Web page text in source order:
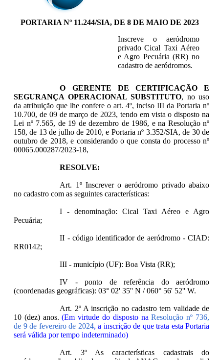
PORTARIA Nº 11.244/SIA, DE 8 DE MAIO DE 2023
Inscreve o aeródromo
privado Cical Taxi Aéreo
e Agro Pecuária (RR) no
cadastro de aeródromos.
O GERENTE DE CERTIFICAÇÃO E
SEGURANÇA OPERACIONAL SUBSTITUTO, no uso
da atribuição que lhe confere o art. 4º, inciso III da Portaria nº
10.700, de 09 de março de 2023, tendo em vista o disposto na
Lei nº 7.565, de 19 de dezembro de 1986, e na Resolução nº
158, de 13 de julho de 2010, e Portaria nº 3.352/SIA, de 30 de
outubro de 2018, e considerando o que consta do processo nº
00065.000287/2023-18,
RESOLVE:
Art. 1º Inscrever o aeródromo privado abaixo
no cadastro com as seguintes características:
I - denominação: Cical Taxi Aéreo e Agro
Pecuária;
II - código identificador de aeródromo - CIAD:
RR0142;
III - município (UF): Boa Vista (RR);
IV - ponto de referência do aeródromo
(coordenadas geográficas): 03° 02' 35'' N / 060° 56' 52'' W.
Art. 2º A inscrição no cadastro tem validade de
10 (dez) anos.(Em virtude do disposto naResolução nº 736,
de 9 de fevereiro de 2024, a inscrição de que trata esta Portaria
será válida por tempo indeterminado)
Art. 3º As características cadastrais do